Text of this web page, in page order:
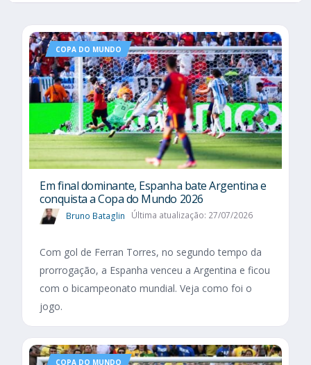
COPA DO MUNDO
Em final dominante, Espanha bate Argentina e
conquista a Copa do Mundo 2026
Bruno Bataglin Última atualização: 27/07/2026
Com gol de Ferran Torres, no segundo tempo da
prorrogação, a Espanha venceu a Argentina e ficou
com o bicampeonato mundial. Veja como foi o
jogo.
COPA DO MUNDO